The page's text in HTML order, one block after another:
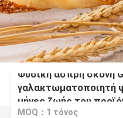
Φυσική άσπρη σκόνη
γαλακτωματοποιητή
μήνες ζωής του
MOQ：1 τόνος